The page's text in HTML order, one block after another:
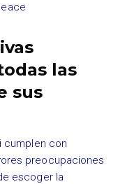
las
sus
cumplen con
preocupaciones
escoger la